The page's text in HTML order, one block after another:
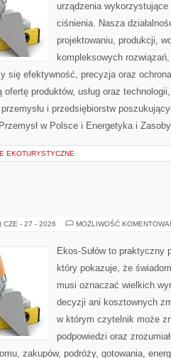
urządzenia
ciśnienia. Nasza
projektowaniu, produkcji,
kompleksowych
się efektywność, precyzja oraz
ofertę produktów, usług oraz
i przedsiębiorstw
w Polsce i Energetyka i
EKOTURYSTYCZNE
CZE - 27 - 2026 MOŻLIWOŚĆ
Ekos-Sułów to praktyczny
który pokazuje, że
musi oznaczać wielkich
decyzji ani kosztownych
w którym czytelnik może
podpowiedzi oraz
zakupów, podróży, gotowania,